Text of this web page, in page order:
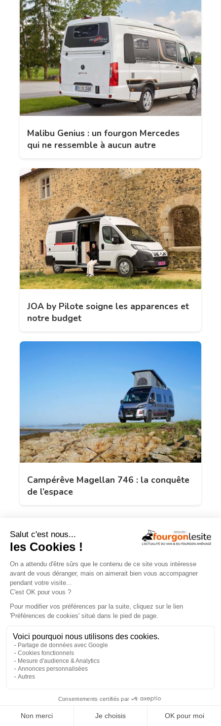
Malibu Genius : un fourgon Mercedes
qui ne ressemble à aucun autre
JOA by Pilote soigne les apparences et
notre budget
Campérêve Magellan 746 : la conquête
de l’espace
TROUVEZ
UN AMÉNAGEUR
PRÈS DE CHEZ VOUS !
260professionnels de l'aménagement de vans
et de fourgons référencés partout en France !
Recherche
géolocalisée
par services
aménageurs